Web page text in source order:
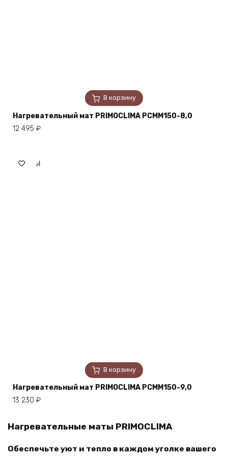
В корзину
Нагревательный мат PRIMOCLIMA PCMM150-8,0
12 495 ₽
В корзину
Нагревательный мат PRIMOCLIMA PCMM150-9,0
13 230 ₽
Нагревательные маты PRIMOCLIMA
Обеспечьте уют и тепло в каждом уголке вашего